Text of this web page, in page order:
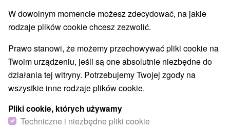
W dowolnym momencie możesz zdecydować, na jakie
rodzaje plików cookie chcesz zezwolić.
Prawo stanowi, że możemy przechowywać pliki cookie na
Twoim urządzeniu, jeśli są one absolutnie niezbędne do
działania tej witryny. Potrzebujemy Twojej zgody na
wszystkie inne rodzaje plików cookie.
Pliki cookie, których używamy
Techniczne i niezbędne pliki cookie